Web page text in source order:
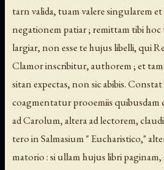
tarn valida, tuam valere singularem et
negationem patiar ; remittam tibi
largiar, non esse te hujus libelli, qui
Clamor inscribitur, authorem ; et
sitan expectas, non sic abibis.
coagmentatur prooemiis quibusdam
ad Carolum, altera ad lectorem,
tero in Salmasium " Eucharistico,"
matorio : si ullam hujus libri paginam,